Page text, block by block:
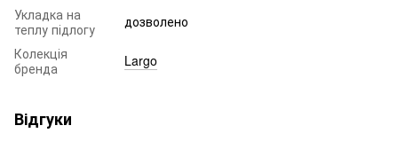
Укладка на
теплу підлогу
дозволено
Колекція
бренда
Largo
Відгуки